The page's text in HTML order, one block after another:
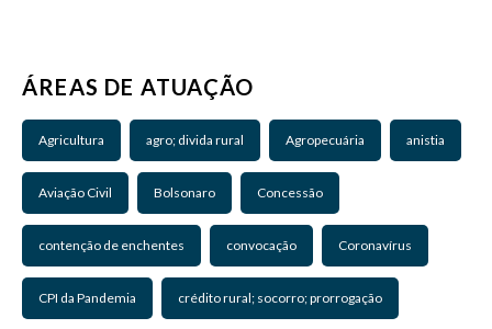
ÁREAS DE ATUAÇÃO
Agricultura agro; divida rural Agropecuária anistia
Aviação Civil Bolsonaro Concessão
contenção de enchentes convocação Coronavírus
CPI da Pandemia crédito rural; socorro; prorrogação